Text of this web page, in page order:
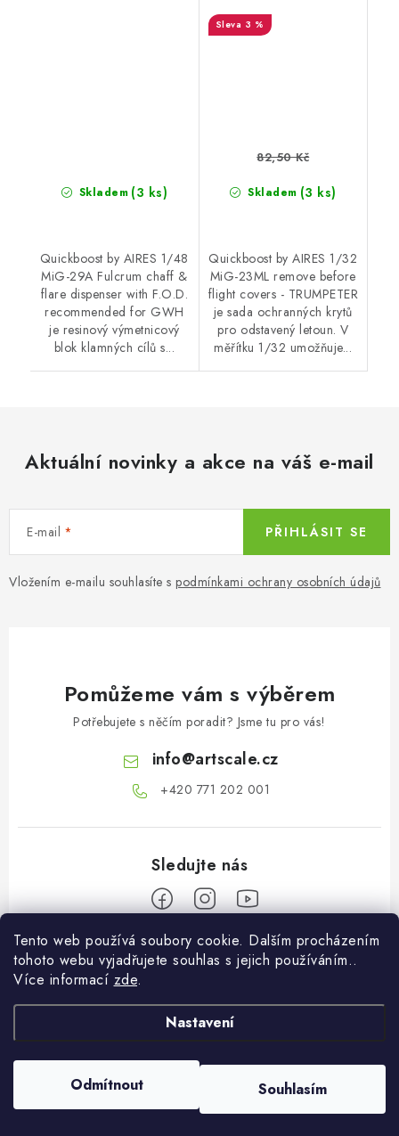
Tento web používá soubory cookie. Dalším procházením
tohoto webu vyjadřujete souhlas s jejich používáním..
Více informací zde.
Nastavení
Odmítnout Souhlasím
Skladem (3 ks)
Quickboost by AIRES 1/48
MiG-29A Fulcrum chaff &
flare dispenser with F.O.D.
recommended for GWH
je resinový výmetnicový
blok klamných cílů s...
3 %
Skladem (3 ks)
82,50 Kč
Quickboost by AIRES 1/32
MiG-23ML remove before
flight covers - TRUMPETER
je sada ochranných krytů
pro odstavený letoun. V
měřítku 1/32 umožňuje...
Aktuální novinky a akce na váš e-mail
E-mail
Vložením e-mailu souhlasíte s podmínkami ochrany osobních údajů
PŘIHLÁSIT SE
Pomůžeme vám s výběrem
Potřebujete s něčím poradit? Jsme tu pro vás!
info@artscale.cz
+420 771 202 001​
Informace pro vás
Doprava a platba
Obchodní podmínky
Můj účet
Registrace
Vytvořil Shoptet Premium
Copyright 2026Art Scale Kit Distribution . Všechna práva vyhrazena.